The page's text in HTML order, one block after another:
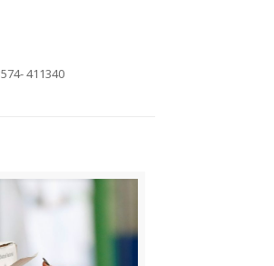
411340